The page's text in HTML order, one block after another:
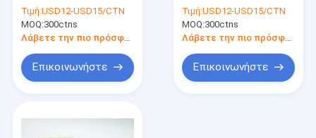
Konjac Shirataki νουντλς
Σκόνη Dashi μελιού
Σκόνη Wasabi
φαγόπυρου 300g
μαγειρεύοντας
Τιμή:USD12-USD15/CTN
MOQ:300ctns
Λάβετε την πιο πρόσφατη τιμή
Επικοινωνήστε
από το άσπρο χρώμα
μορφής
Τιμή:USD12-USD15/CTN
MOQ:300ctns
Λάβετε την πιο πρόσφατη τιμή
Επικοινωνήστε